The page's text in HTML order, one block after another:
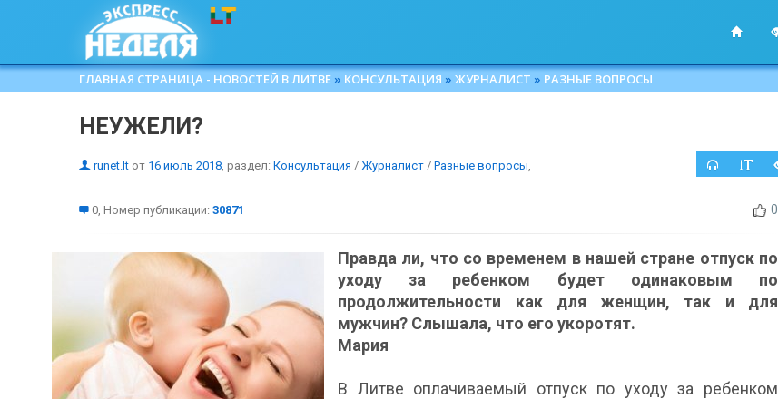
ГЛАВНАЯ СТРАНИЦА - НОВОСТЕЙ В ЛИТВЕ » КОНСУЛЬТАЦИЯ » ЖУРНАЛИСТ » РАЗНЫЕ ВОПРОСЫ
НЕУЖЕЛИ?
runet.lt от 16 июль 2018, раздел: Консультация / Журналист / Разные вопросы,
0, Номер публикации: 30871 0
Правда ли, что со временем в нашей стране отпуск по
уходу за ребенком будет одинаковым по
продолжительности как для женщин, так и для
мужчин? Слышала, что его укоротят.
Мария
В Литве оплачиваемый отпуск по уходу за ребенком